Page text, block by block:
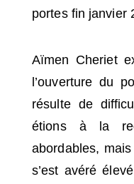
portes fin janvier
Aïmen Cheriet
l’ouverture du
résulte de
étions à la
abordables,
s’est avéré